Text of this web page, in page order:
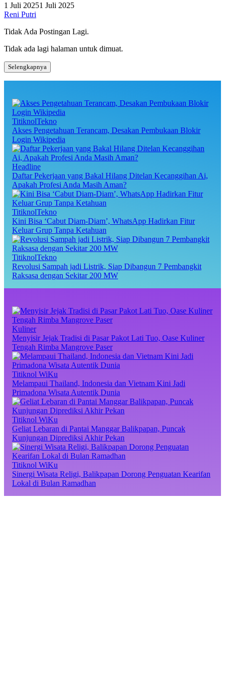
1 Juli 20251 Juli 2025
Reni Putri
Tidak Ada Postingan Lagi.
Tidak ada lagi halaman untuk dimuat.
Selengkapnya
TitiknolTekno
Akses Pengetahuan Terancam, Desakan Pembukaan Blokir
Login Wikipedia
Headline
Daftar Pekerjaan yang Bakal Hilang Ditelan Kecanggihan Ai,
Apakah Profesi Anda Masih Aman?
TitiknolTekno
Kini Bisa ‘Cabut Diam-Diam’, WhatsApp Hadirkan Fitur
Keluar Grup Tanpa Ketahuan
TitiknolTekno
Revolusi Sampah jadi Listrik, Siap Dibangun 7 Pembangkit
Raksasa dengan Sekitar 200 MW
Kuliner
Menyisir Jejak Tradisi di Pasar Pakot Lati Tuo, Oase Kuliner
Tengah Rimba Mangrove Paser
Titiknol WiKu
Melampaui Thailand, Indonesia dan Vietnam Kini Jadi
Primadona Wisata Autentik Dunia
Titiknol WiKu
Geliat Lebaran di Pantai Manggar Balikpapan, Puncak
Kunjungan Diprediksi Akhir Pekan
Titiknol WiKu
Sinergi Wisata Religi, Balikpapan Dorong Penguatan Kearifan
Lokal di Bulan Ramadhan